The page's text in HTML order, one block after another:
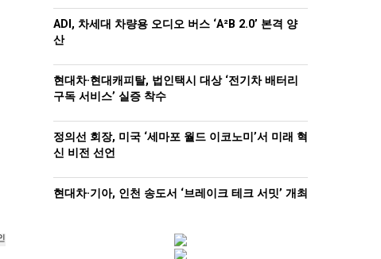
ADI, 차세대 차량용 오디오 버스 ‘A²B 2.0’ 본격 양
산
현대차·현대캐피탈, 법인택시 대상 ‘전기차 배터리
구독 서비스’ 실증 착수
정의선 회장, 미국 ‘세마포 월드 이코노미’서 미래 혁
신 비전 선언
현대차·기아, 인천 송도서 ‘브레이크 테크 서밋’ 개최